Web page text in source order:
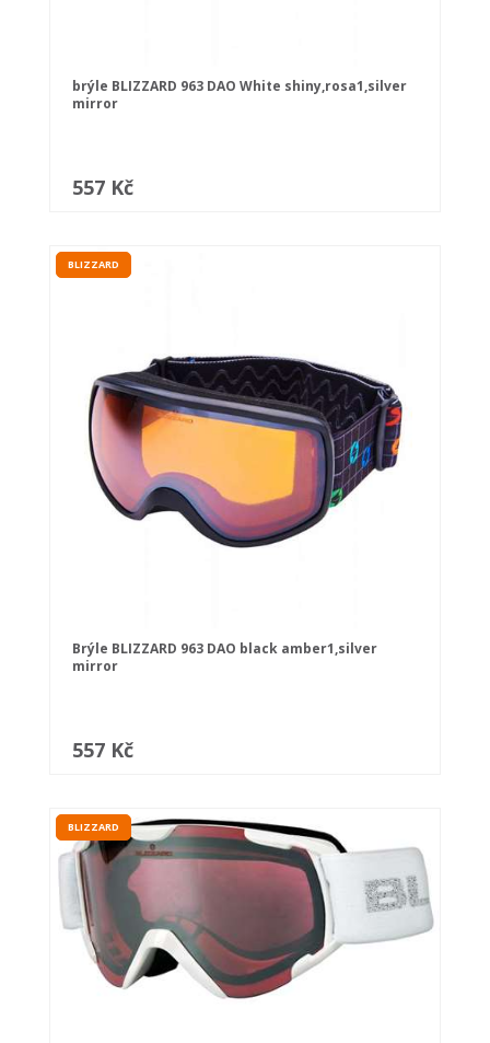
brýle BLIZZARD 963 DAO White shiny,rosa1,silver
mirror
557 Kč
BLIZZARD
Brýle BLIZZARD 963 DAO black amber1,silver
mirror
557 Kč
BLIZZARD